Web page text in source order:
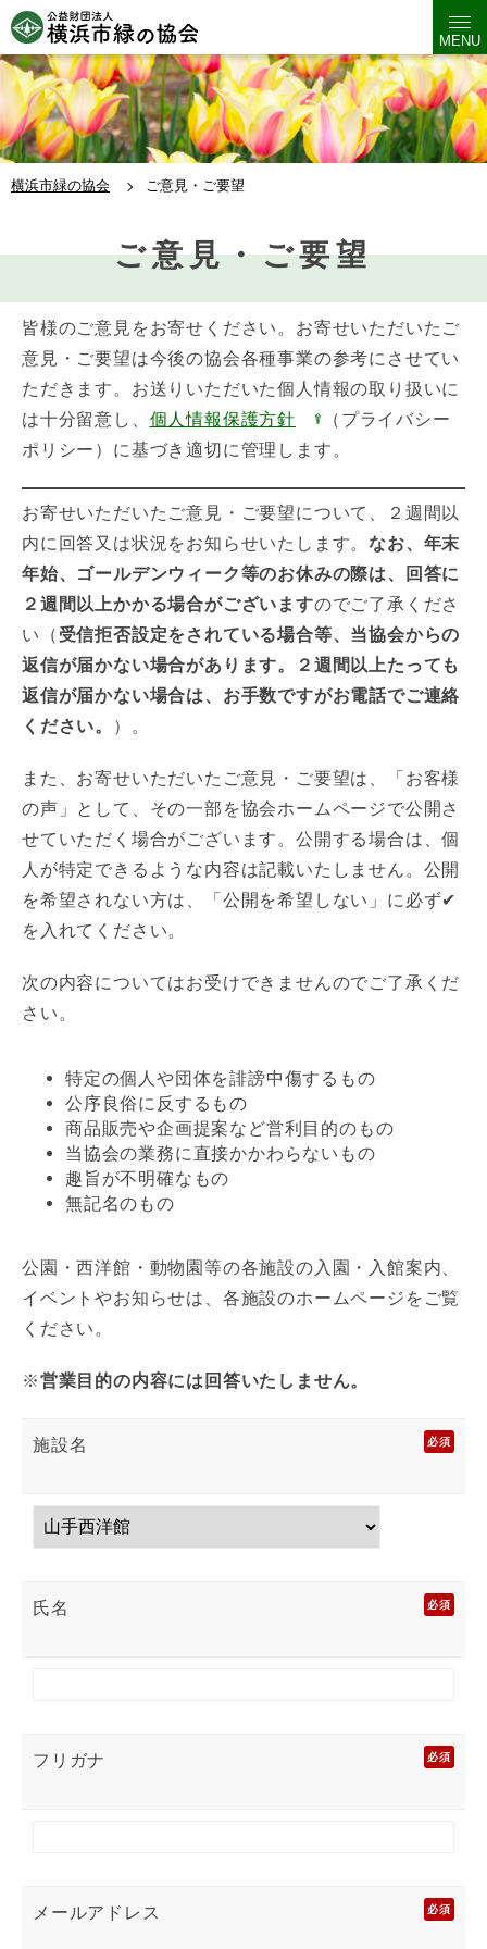
MENU
横浜市緑の協会 ご意見・ご要望
ご意見・ご要望
皆様のご意見をお寄せください。お寄せいただいたご
意見・ご要望は今後の協会各種事業の参考にさせてい
ただきます。お送りいただいた個人情報の取り扱いに
は十分留意し、 個人情報保護方針
（プライバシー
ポリシー）に基づき適切に管理します。
お寄せいただいたご意見・ご要望について、２週間以
内に回答又は状況をお知らせいたします。なお、年末
年始、ゴールデンウィーク等のお休みの際は、回答に
２週間以上かかる場合がございますのでご了承くださ
い（ 受信拒否設定をされている場合等、当協会からの
返信が届かない場合があります。２週間以上たっても
返信が届かない場合は、お手数ですがお電話でご連絡
ください。
）。
また、お寄せいただいたご意見・ご要望は、「お客様
の声」として、その一部を協会ホームページで公開さ
せていただく場合がございます。公開する場合は、個
人が特定できるような内容は記載いたしません。公開
を希望されない方は、「公開を希望しない」に必ず✔
を入れてください。
次の内容についてはお受けできませんのでご了承くだ
さい。
特定の個人や団体を誹謗中傷するもの
公序良俗に反するもの
商品販売や企画提案など営利目的のもの
当協会の業務に直接かかわらないもの
趣旨が不明確なもの
無記名のもの
公園・西洋館・動物園等の各施設の入園・入館案内、
イベントやお知らせは、各施設のホームページをご覧
ください。
※営業目的の内容には回答いたしません。
施設名 必須
氏名 必須
フリガナ 必須
メールアドレス 必須